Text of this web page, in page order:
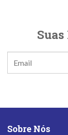
Sobre Nós